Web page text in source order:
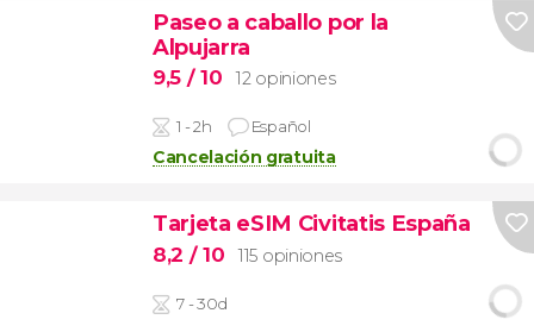
Paseo a caballo por la
Alpujarra
9,5 / 10 12 opiniones
1 - 2h Español
Cancelación gratuita
Tarjeta eSIM Civitatis España
8,2 / 10 115 opiniones
7 - 30d